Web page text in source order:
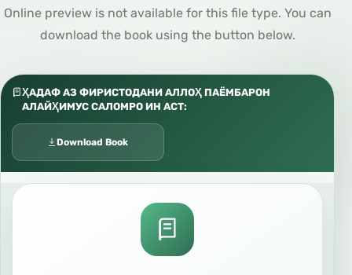
Online preview is not available for this file type. You can
download the book using the button below.
ҲАДАФ АЗ ФИРИСТОДАНИ АЛЛОҲ ПАЁМБАРОН
АЛАЙҲИМУС САЛОМРО ИН АСТ:
Download Book